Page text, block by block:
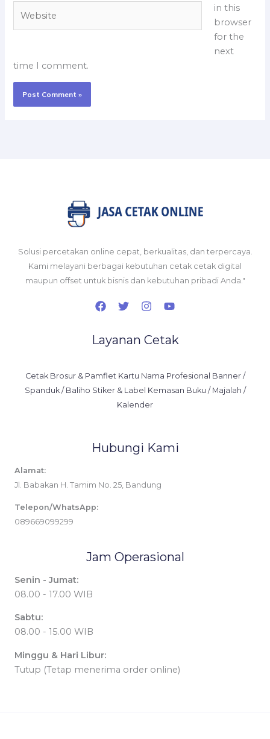
in this
browser
for the
next
time I comment.
Solusi percetakan online cepat, berkualitas, dan terpercaya.
Kami melayani berbagai kebutuhan cetak cetak digital
maupun offset untuk bisnis dan kebutuhan pribadi Anda."
Layanan Cetak
Cetak Brosur & Pamflet Kartu Nama Profesional Banner /
Spanduk / Baliho Stiker & Label Kemasan Buku / Majalah /
Kalender
Hubungi Kami
Alamat:
Jl. Babakan H. Tamim No. 25, Bandung
Telepon/WhatsApp:
089669099299
Jam Operasional
Senin - Jumat:
08.00 - 17.00 WIB
Sabtu:
08.00 - 15.00 WIB
Minggu & Hari Libur:
Tutup (Tetap menerima order online)